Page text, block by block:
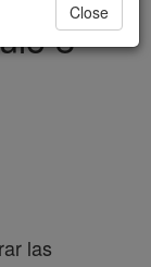
8
las
Close